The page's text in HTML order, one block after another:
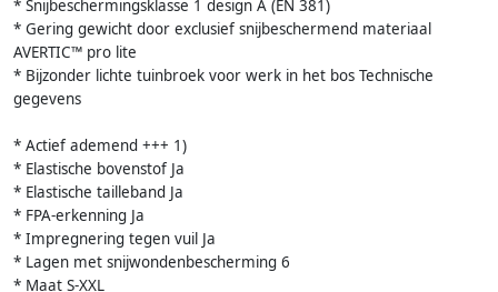
* Snijbeschermingsklasse 1 design A (EN 381)
* Gering gewicht door exclusief snijbeschermend materiaal
AVERTIC™ pro lite
* Bijzonder lichte tuinbroek voor werk in het bos Technische
gegevens
* Actief ademend +++ 1)
* Elastische bovenstof Ja
* Elastische tailleband Ja
* FPA-erkenning Ja
* Impregnering tegen vuil Ja
* Lagen met snijwondenbescherming 6
* Maat S-XXL